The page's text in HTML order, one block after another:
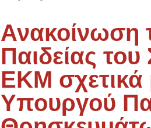
Ανακοίνωση
Παιδείας
ΕΚΜ σχετικά
Υπουργού